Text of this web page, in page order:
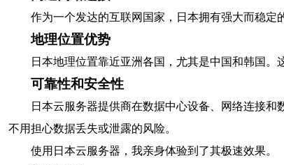
作为一个发达的互联网国家，日本拥有强大而稳定
地理位置优势
日本地理位置靠近亚洲各国，尤其是中国和韩国
可靠性和安全性
日本云服务器提供商在数据中心设备、网络连接
不用担心数据丢失或泄露的风险。
使用日本云服务器，我亲身体验到了其极速效果。